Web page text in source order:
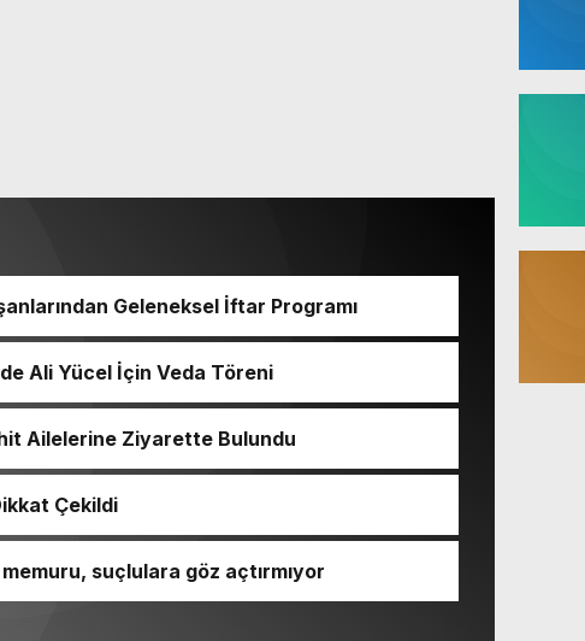
Geleneksel İftar Programı
Ali Yücel İçin Veda Töreni
Ailelerine Ziyarette Bulundu
Çekildi
suçlulara göz açtırmıyor